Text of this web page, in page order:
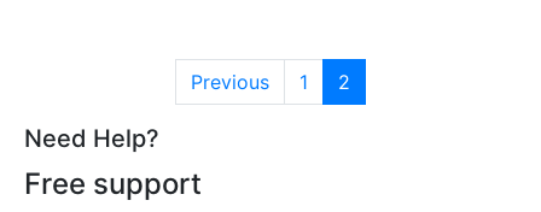
Previous 1 2
Need Help?
Free support